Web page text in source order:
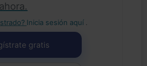
Inicia sesión aquí .
gratis